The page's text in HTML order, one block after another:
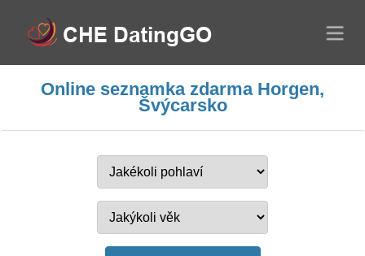
Online seznamka zdarma Horgen,
Švýcarsko